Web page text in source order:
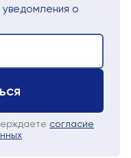
о
согласие